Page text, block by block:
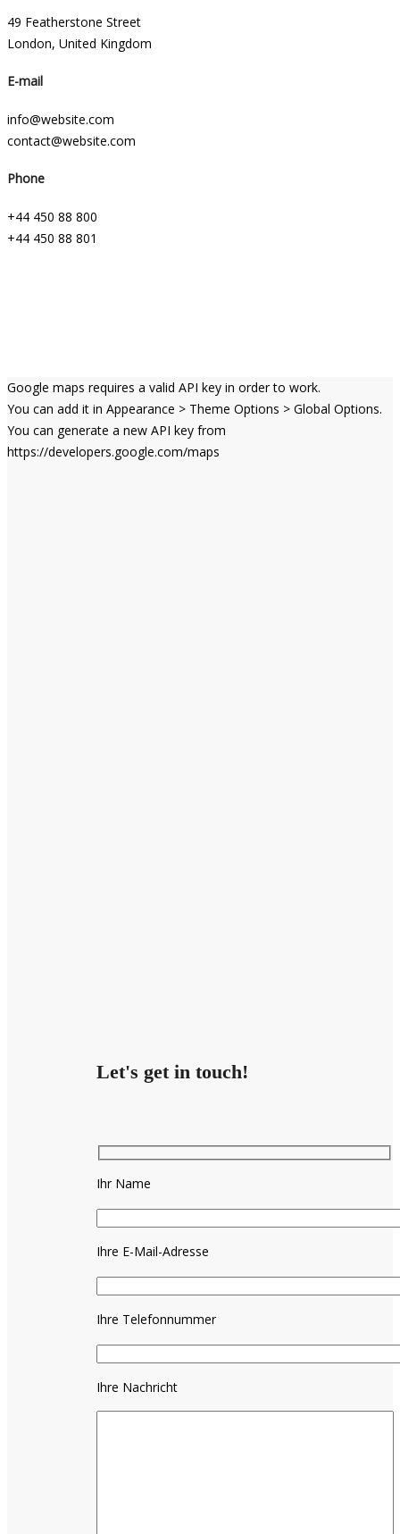
49 Featherstone Street
London, United Kingdom
E-mail
info@website.com
contact@website.com
Phone
+44 450 88 800
+44 450 88 801
Google maps requires a valid API key in order to work.
You can add it in Appearance > Theme Options > Global Options.
You can generate a new API key from
https://developers.google.com/maps
Let's get in touch!
Ihr Name
Ihre E-Mail-Adresse
Ihre Telefonnummer
Ihre Nachricht